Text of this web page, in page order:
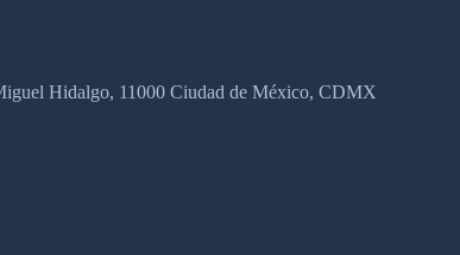
Hidalgo, 11000 Ciudad de México, CDMX